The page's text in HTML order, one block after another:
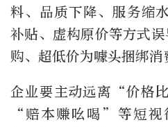
料、品质下降、服务缩
补贴、虚构原价等方式
购、超低价为噱头捆绑消
企业要主动远离“价格
“赔本赚吆喝”等短